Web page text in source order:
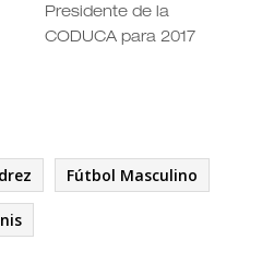
Presidente de la
CODUCA para 2017
Fútbol Masculino